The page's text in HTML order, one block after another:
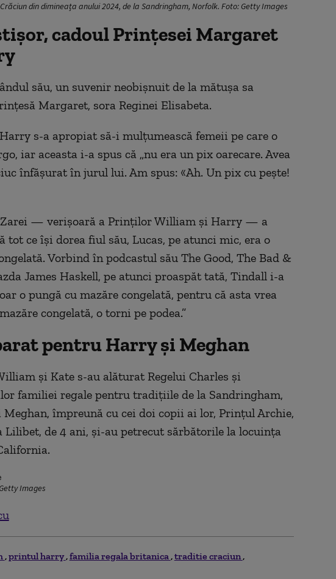
din dimineața anului 2024, de la Sandringham, Norfolk. Foto: Getty Images
cadoul Prințesei Margaret
său, un suvenir neobișnuit de la mătușa sa
Margaret, sora Reginei Elisabeta.
s-a apropiat să-i mulțumească femeii pe care o
iar aceasta i-a spus că „nu era un pix oarecare. Avea
înfășurat în jurul lui. Am spus: «Ah. Un pix cu pește!
— verișoară a Prinților William și Harry — a
ce își dorea fiul său, Lucas, pe atunci mic, era o
Vorbind în podcastul său The Good, The Bad &
James Haskell, pe atunci proaspăt tată, Tindall i-a
o pungă cu mazăre congelată, pentru că asta vrea
congelată, o torni pe podea.”
pentru Harry și Meghan
și Kate s-au alăturat Regelui Charles și
familiei regale pentru tradițiile de la Sandringham,
împreună cu cei doi copii ai lor, Prințul Archie,
Lilibet, de 4 ani, și-au petrecut sărbătorile la locuința
Images
printul harry familia regala britanica traditie craciun